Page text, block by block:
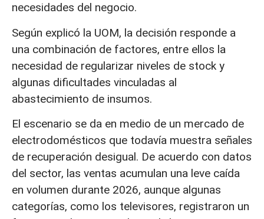
necesidades del negocio.
Según explicó la UOM, la decisión responde a
una combinación de factores, entre ellos la
necesidad de regularizar niveles de stock y
algunas dificultades vinculadas al
abastecimiento de insumos.
El escenario se da en medio de un mercado de
electrodomésticos que todavía muestra señales
de recuperación desigual. De acuerdo con datos
del sector, las ventas acumulan una leve caída
en volumen durante 2026, aunque algunas
categorías, como los televisores, registraron un